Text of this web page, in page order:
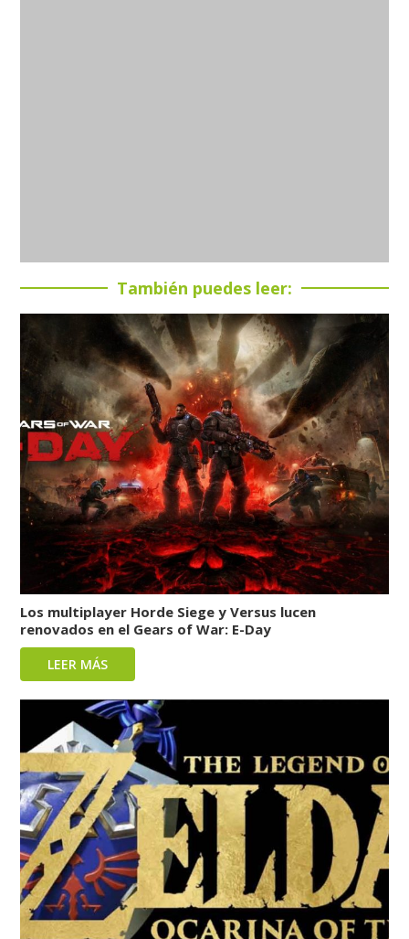
También puedes leer:
Los multiplayer Horde Siege y Versus lucen
renovados en el Gears of War: E-Day
LEER MÁS